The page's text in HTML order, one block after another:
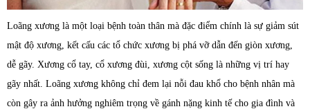
Loãng xương là một loại bệnh toàn thân mà đặc điểm chính là sự giảm sút
mật độ xương, kết cấu các tổ chức xương bị phá vỡ dẫn đến giòn xương,
dễ gãy. Xương cổ tay, cổ xương đùi, xương cột sống là những vị trí hay
gãy nhất. Loãng xương không chỉ đem lại nỗi đau khổ cho bệnh nhân mà
còn gây ra ảnh hưởng nghiêm trọng về gánh nặng kinh tế cho gia đình và